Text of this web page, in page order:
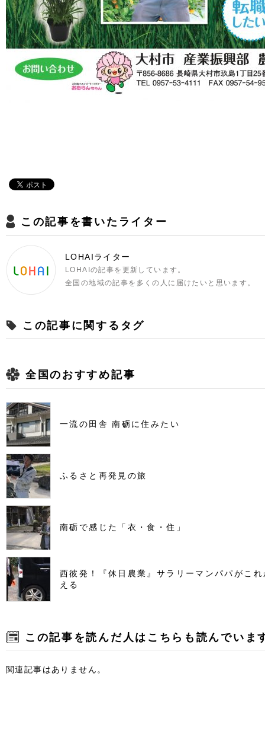
この記事を書いたライター
LOHAIライター
LOHAIの記事を更新しています。
全国の地域の記事を多くの人に届けたいと思います。
この記事に関するタグ
全国のおすすめ記事
一流の田舎 南砺に住みたい
ふるさと再発見の旅
南砺で感じた「衣・食・住」
西彼発！『休日農業』サラリーマンパパがこ
える
この記事を読んだ人はこちらも読んでいま
関連記事はありません。